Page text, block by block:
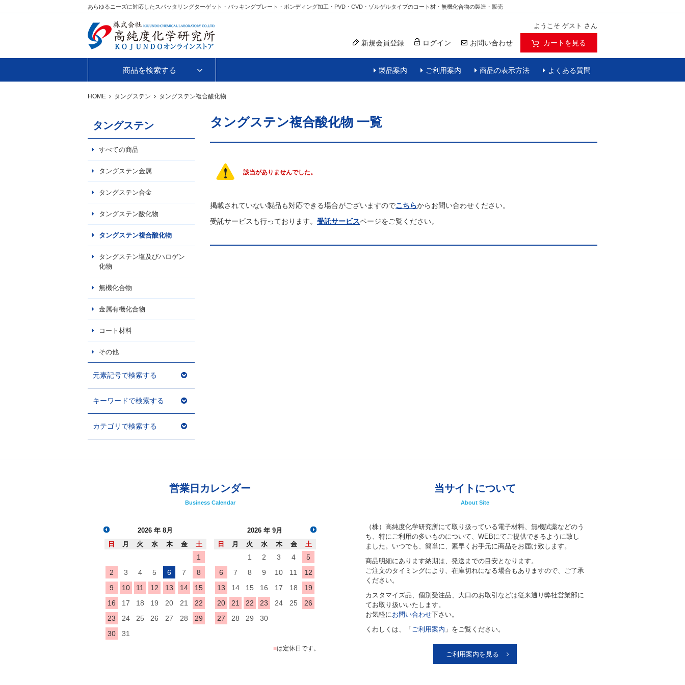
あらゆるニーズに対応したスパッタリングターゲット・バッキングプレート・ボンディング加工・PVD・CVD・ゾルゲルタイプのコート材・無機化合物の製造・販売
ようこそ ゲスト さん
新規会員登録 ログイン お問い合わせ カートを見る
商品を検索する 製品案内 ご利用案内 商品の表示方法 よくある質問
HOME タングステン タングステン複合酸化物
タングステン
すべての商品
タングステン金属
タングステン合金
タングステン酸化物
タングステン複合酸化物
タングステン塩及びハロゲン
化物
無機化合物
金属有機化合物
コート材料
その他
元素記号で検索する
キーワードで検索する
カテゴリで検索する
タングステン複合酸化物 一覧
該当がありませんでした。
掲載されていない製品も対応できる場合がございますのでこちらからお問い合わせください。
受託サービスも行っております。 受託サービスページをご覧ください。
当サイトについて
About Site
（株）高純度化学研究所にて取り扱っている電子材料、無機試薬などのう
ち、特にご利用の多いものについて、WEBにてご提供できるように致し
ました。いつでも、簡単に、素早くお手元に商品をお届け致します。
商品明細にあります納期は、発送までの目安となります。
ご注文のタイミングにより、在庫切れになる場合もありますので、ご了承
ください。
カスタマイズ品、個別受注品、大口のお取引などは従来通り弊社営業部に
てお取り扱いいたします。
お気軽にお問い合わせ下さい。
くわしくは、「 ご利用案内 」をご覧ください。
ご利用案内を見る
営業日カレンダー
Business Calendar
2026 年 8月
日
月 火 水 木 金 土
1
2
3 4 5 6 7
8
9
10 11 12 13 14
15
16
17 18 19 20 21
22
23
24 25 26 27 28
29
30
31
2026 年 9月
日
月 火 水 木 金 土
1 2 3 4
5
6
7 8 9 10 11
12
13
14 15 16 17 18
19
20
21 22 23 24 25
26
27
28 29 30
■は定休日です。